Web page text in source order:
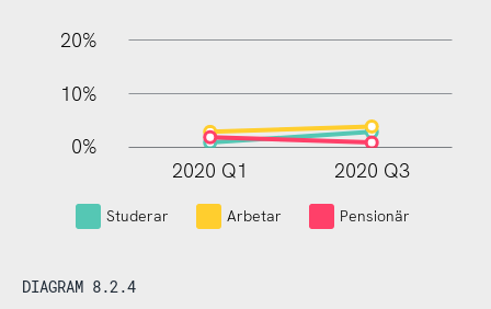
20%
10%
0%
2020 Q1 2020 Q3
Studerar Arbetar Pensionär
DIAGRAM 8.2.4